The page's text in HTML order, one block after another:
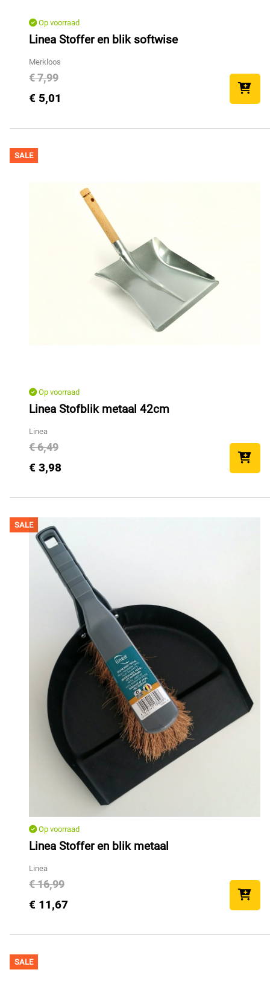
Op voorraad
Linea Stoffer en blik softwise
Merkloos
€ 7,99
€ 5,01
SALE
Op voorraad
Linea Stofblik metaal 42cm
Linea
€ 6,49
€ 3,98
SALE
Op voorraad
Linea Stoffer en blik metaal
Linea
€ 16,99
€ 11,67
SALE